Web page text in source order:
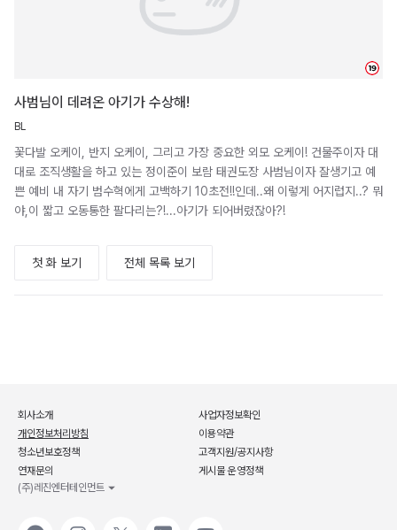
사범님이 데려온 아기가 수상해!
BL
꽃다발 오케이, 반지 오케이, 그리고 가장 중요한 외모 오케이! 건물주이자 대
대로 조직생활을 하고 있는 정이준이 보람 태권도장 사범님이자 잘생기고 예
쁜 예비 내 자기 범수혁에게 고백하기 10초전!!인데..왜 이렇게 어지럽지..? 뭐
야,이 짧고 오동통한 팔다리는?!...아기가 되어버렸잖아?!
첫 화 보기 전체 목록 보기
회사소개
사업자정보확인
개인정보처리방침
이용약관
청소년보호정책
고객지원/공지사항
연재문의
게시물 운영정책
(주)레진엔터테인먼트
카카오 인스타그램 네이버 유튜브